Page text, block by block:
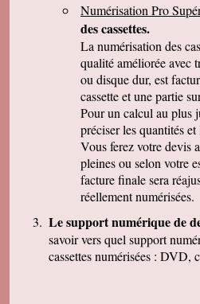
Félix F.
J'ai bien reçu votre colis et
avoir effectué ce travail
les disquettes et suis pour
pense que mon fils sera
retrouver de tels souvenirs.
pour la rapidité du
Très cordialement.
Michel J.
Bonjour merci de votre
exactitude si l'occasion se
faire connaître je le ferai
Cordialement
Numérisation Pro
des cassettes.
La numérisation des
qualité améliorée avec
ou disque dur, est
cassette et une partie
Pour un calcul au plus
préciser les quantités et
Vous ferez votre devis
pleines ou selon votre
facture finale sera
réellement numérisées.
Le support numérique de
savoir vers quel support
cassettes numérisées : DVD,